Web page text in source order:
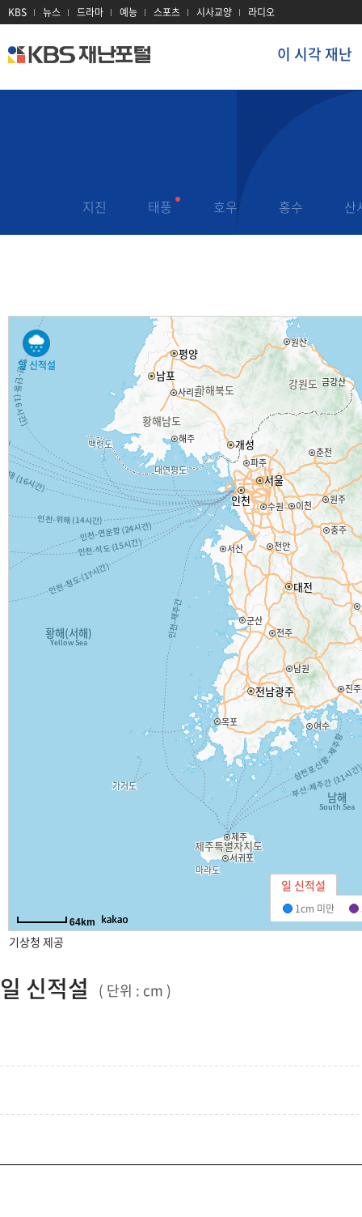
KBS 뉴스 드라마 예능 스포츠 시사교양 라디오
kbs
재
이 시각 재난
호우
산사태
폭염
대기오염
감염병
전력
방사선
재난문자
과거 재난기록
재난 유관기관
지진 태풍 호우 홍수 산
일 신적설
일 신적설
1cm미만
64km
1cm 미만
기상청 제공
일 신적설 ( 단위 : cm )